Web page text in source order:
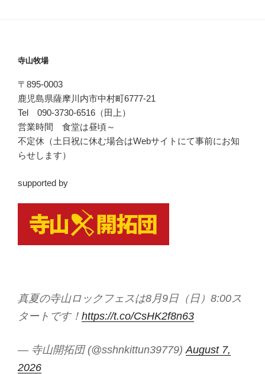
寺山牧場
〒895-0003
鹿児島県薩摩川内市中村町6777-21
Tel 090-3730-6516（田上）
営業時間 食堂は昼頃～
不定休（土日祝に休む場合はWebサイトにて事前にお知
らせします）
supported by
真夏の寺山ロックフェスは8月9日（日）8:00ス
タートです！ https://t.co/CsHK2f8n63
— 寺山開拓団 (@sshnkittun39779) August 7,
2026